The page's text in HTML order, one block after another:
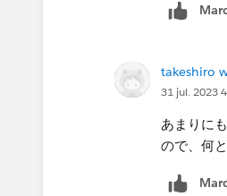
takeshiro
31 jul. 2023
あまりに
ので、何